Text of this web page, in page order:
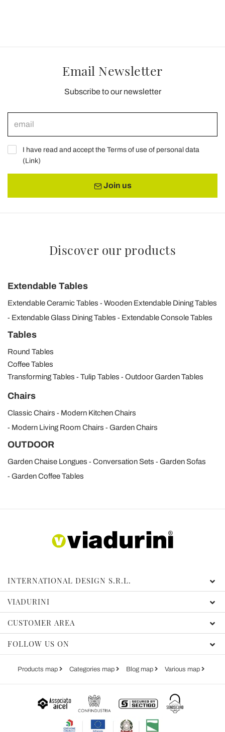
Email Newsletter
Subscribe to our newsletter
I have read and accept the Terms of use of personal data
(Link)
Join us
Discover our products
Extendable Tables
Extendable Ceramic Tables
Wooden Extendable Dining Tables
Extendable Glass Dining Tables
Extendable Console Tables
Tables
Round Tables
Coffee Tables
Transforming Tables
Tulip Tables Outdoor Garden Tables
Chairs
Classic Chairs
Modern Kitchen Chairs
Modern Living Room Chairs
Garden Chairs
OUTDOOR
Garden Chaise Longues Conversation Sets
Garden Sofas
Garden Coffee Tables
INTERNATIONAL DESIGN S.R.L.
VIADURINI
CUSTOMER AREA
FOLLOW US ON
Products map Categories map Blog map Various map